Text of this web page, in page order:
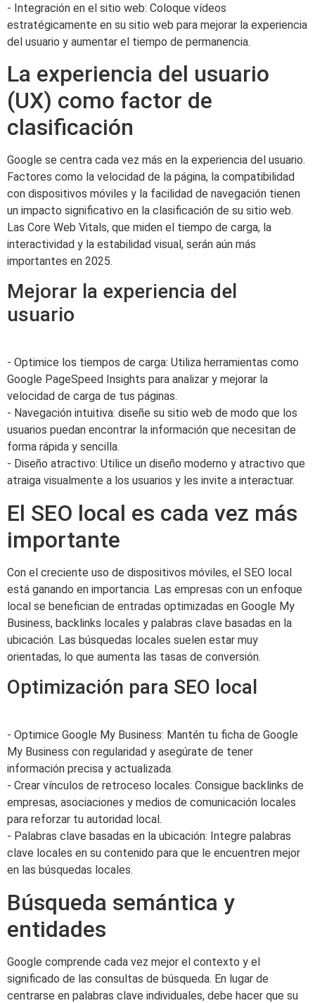
- Integración en el sitio web: Coloque vídeos
estratégicamente en su sitio web para mejorar la experiencia
del usuario y aumentar el tiempo de permanencia.
La experiencia del usuario
(UX) como factor de
clasificación
Google se centra cada vez más en la experiencia del usuario.
Factores como la velocidad de la página, la compatibilidad
con dispositivos móviles y la facilidad de navegación tienen
un impacto significativo en la clasificación de su sitio web.
Las Core Web Vitals, que miden el tiempo de carga, la
interactividad y la estabilidad visual, serán aún más
importantes en 2025.
Mejorar la experiencia del
usuario
- Optimice los tiempos de carga: Utiliza herramientas como
Google PageSpeed Insights para analizar y mejorar la
velocidad de carga de tus páginas.
- Navegación intuitiva: diseñe su sitio web de modo que los
usuarios puedan encontrar la información que necesitan de
forma rápida y sencilla.
- Diseño atractivo: Utilice un diseño moderno y atractivo que
atraiga visualmente a los usuarios y les invite a interactuar.
El SEO local es cada vez más
importante
Con el creciente uso de dispositivos móviles, el SEO local
está ganando en importancia. Las empresas con un enfoque
local se benefician de entradas optimizadas en Google My
Business, backlinks locales y palabras clave basadas en la
ubicación. Las búsquedas locales suelen estar muy
orientadas, lo que aumenta las tasas de conversión.
Optimización para SEO local
- Optimice Google My Business: Mantén tu ficha de Google
My Business con regularidad y asegúrate de tener
información precisa y actualizada.
- Crear vínculos de retroceso locales: Consigue backlinks de
empresas, asociaciones y medios de comunicación locales
para reforzar tu autoridad local.
- Palabras clave basadas en la ubicación: Integre palabras
clave locales en su contenido para que le encuentren mejor
en las búsquedas locales.
Búsqueda semántica y
entidades
Google comprende cada vez mejor el contexto y el
significado de las consultas de búsqueda. En lugar de
centrarse en palabras clave individuales, debe hacer que su